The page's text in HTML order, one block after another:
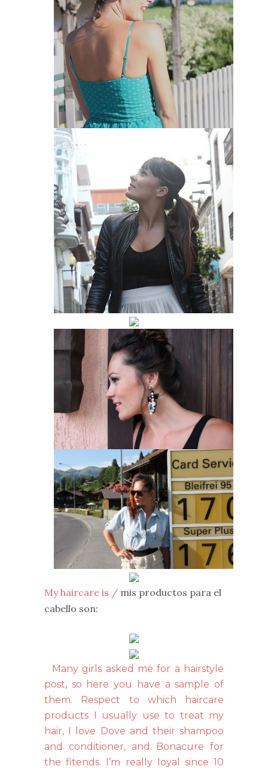
My haircare is / mis productos para el
cabello son:
Many girls asked me for a hairstyle
post, so here you have a sample of
them. Respect to which haircare
products I usually use to treat my
hair, I love Dove and their shampoo
and conditioner, and Bonacure for
the fitends. I’m really loyal since 10